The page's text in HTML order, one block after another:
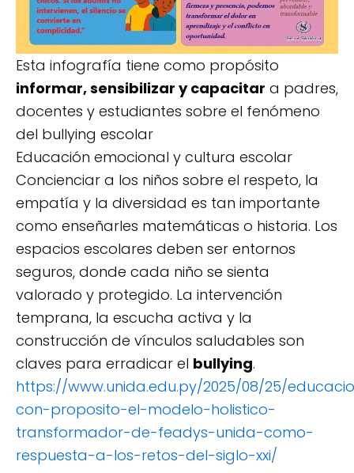
Esta infografía tiene como propósito
informar, sensibilizar y capacitar a padres,
docentes y estudiantes sobre el fenómeno
del bullying escolar
Educación emocional y cultura escolar
Concienciar a los niños sobre el respeto, la
empatía y la diversidad es tan importante
como enseñarles matemáticas o historia. Los
espacios escolares deben ser entornos
seguros, donde cada niño se sienta
valorado y protegido. La intervención
temprana, la escucha activa y la
construcción de vínculos saludables son
claves para erradicar el bullying.
https://www.unida.edu.py/2025/08/25/
con-proposito-el-modelo-holistico-
transformador-de-feadys-unida-como-
respuesta-a-los-retos-del-siglo-xxi/